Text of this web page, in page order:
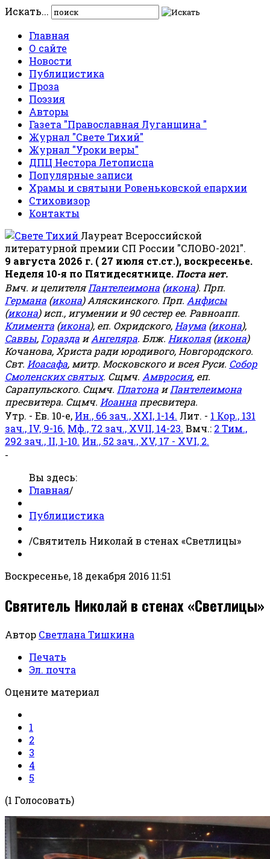
Искать...
Главная
О сайте
Новости
Публицистика
Проза
Поэзия
Авторы
Газета "Православная Луганщина "
Журнал "Свете Тихий"
Журнал "Уроки веры"
ДПЦ Нестора Летописца
Популярные записи
Храмы и святыни Ровеньковской епархии
Стиховизор
Контакты
Лауреат Всероссийской
литературной премии СП России "СЛОВО-2021".
9 августа 2026 г. ( 27 июля ст.ст.), воскресенье.
Неделя 10-я по Пятидесятнице. Поста нет.
Вмч. и целителяПантелеимона (икона). Прп.
Германа (икона) Аляскинского. Прп. Анфисы
(икона) исп., игумении и 90 сестер ее. Равноапп.
Климента (икона), еп. Охридского, Наума (икона),
Саввы, Горазда иАнгеляра. Блж. Николая(икона)
Кочанова, Христа ради юродивого, Новгородского.
Свт. Иоасафа, митр. Московского и всея Руси. Собор
Смоленских святых. Сщмч. Амвросия, еп.
Сарапульского. Сщмч. Платона иПантелеимона
пресвитера. Сщмч. Иоанна пресвитера.
Утр. - Ев. 10-е, Ин., 66 зач., XXI, 1-14. Лит. - 1 Кор., 131
зач., IV, 9-16. Мф., 72 зач., XVII, 14-23. Вмч.: 2 Тим.,
292 зач., II, 1-10. Ин., 52 зач., XV, 17 - XVI, 2.
-
Вы здесь:
Главная/
Публицистика
/Святитель Николай в стенах «Светлицы»
Воскресенье, 18 декабря 2016 11:51
Святитель Николай в стенах «Светлицы»
Автор Светлана Тишкина
Печать
Эл. почта
Оцените материал
1
2
3
4
5
(1 Голосовать)